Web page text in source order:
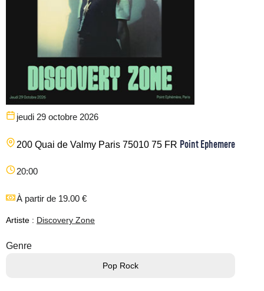
jeudi 29 octobre 2026
200 Quai de Valmy Paris 75010 75 FR Point Ephemere
20:00
À partir de 19.00 €
Artiste : Discovery Zone
Genre
Pop Rock